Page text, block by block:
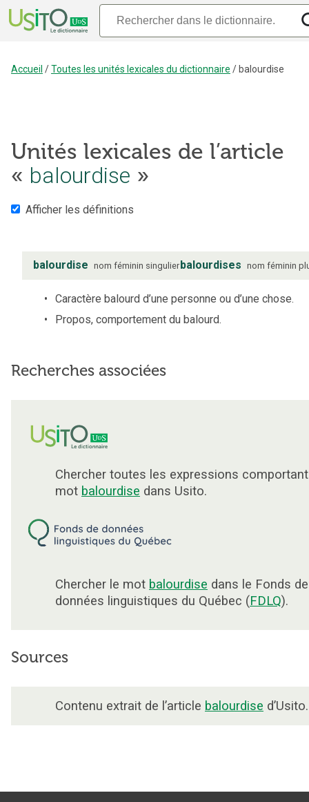
Accueil /Toutes les unités lexicales du dictionnaire / balourdise
Unités lexicales de l’article
« balourdise »
Afficher les définitions
balourdise nom féminin singulierbalourdises nom féminin
Caractère balourd d’une personne ou d’une chose.
Propos, comportement du balourd.
Recherches associées
Chercher toutes les expressions
mot balourdise dans Usito.
Chercher le mot balourdise dans le Fonds de
données linguistiques du Québec (FDLQ).
Sources
Contenu extrait de l’article balourdise d’Usito.